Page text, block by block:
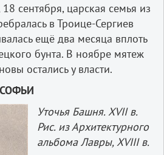
сентября, царская семья из
в Троице-Сергиев
ещё два месяца вплоть
бунта. В ноябре мятеж
остались у власти.
Уточья Башня. XVII в.
Рис. из Архитектурного
альбома Лавры, XVIII в.